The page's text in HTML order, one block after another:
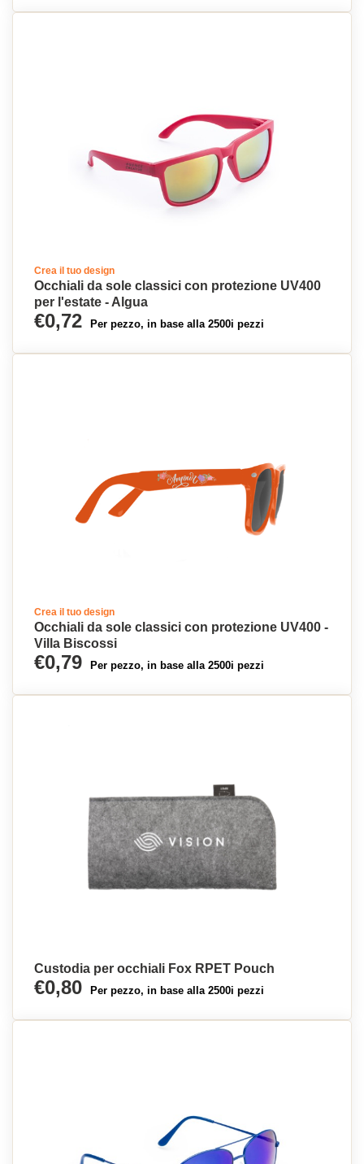
Crea il tuo design
Occhiali da sole classici con protezione UV400
per l'estate - Algua
€0,72 Per pezzo, in base alla 2500i pezzi
Crea il tuo design
Occhiali da sole classici con protezione UV400 -
Villa Biscossi
€0,79 Per pezzo, in base alla 2500i pezzi
Custodia per occhiali Fox RPET Pouch
€0,80 Per pezzo, in base alla 2500i pezzi